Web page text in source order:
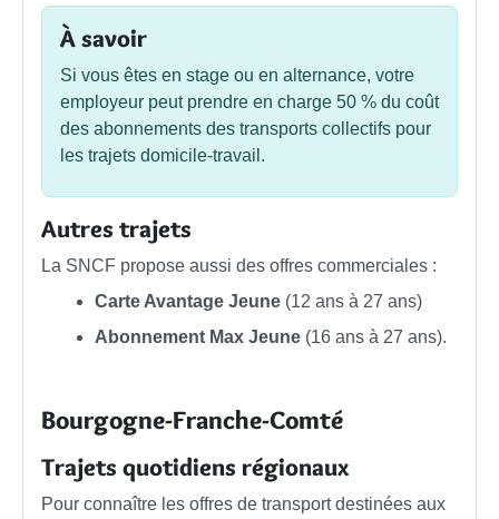
À savoir
Si vous êtes en stage ou en alternance, votre
employeur peut prendre en charge 50 % du coût
des abonnements des transports collectifs pour
les trajets domicile-travail.
Autres trajets
La SNCF propose aussi des offres commerciales :
Carte Avantage Jeune (12 ans à 27 ans)
Abonnement Max Jeune (16 ans à 27 ans).
Bourgogne-Franche-Comté
Trajets quotidiens régionaux
Pour connaître les offres de transport destinées aux